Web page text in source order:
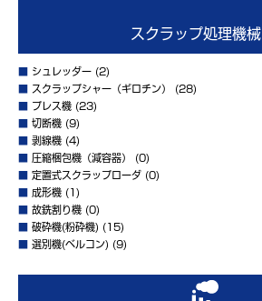
スクラップ処理機械
シュレッダー (2)
スクラップシャー（ギロチン）
(28)
プレス機 (23)
切断機 (9)
剥線機 (4)
圧縮梱包機（減容器）
(0)
定置式スクラップローダ (0)
成形機 (1)
故銑割り機 (0)
破砕機(粉砕機) (15)
選別機(ベルコン) (9)